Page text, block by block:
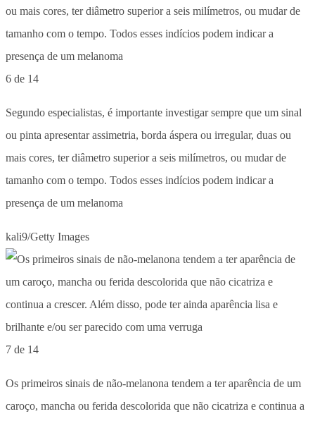
6 de 14
Segundo especialistas, é importante investigar sempre que um sinal
ou pinta apresentar assimetria, borda áspera ou irregular, duas ou
mais cores, ter diâmetro superior a seis milímetros, ou mudar de
tamanho com o tempo. Todos esses indícios podem indicar a
presença de um melanoma
kali9/Getty Images
7 de 14
Os primeiros sinais de não-melanona tendem a ter aparência de um
caroço, mancha ou ferida descolorida que não cicatriza e continua a